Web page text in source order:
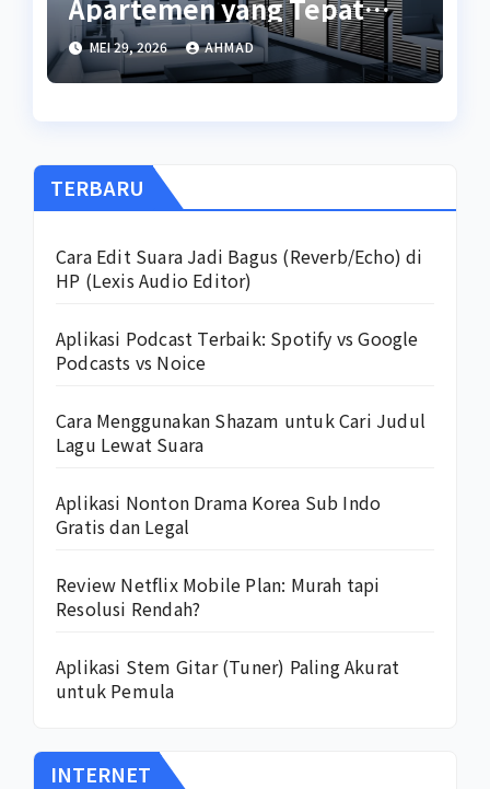
Apartemen yang Tepat
untuk Anda
MEI 29, 2026 AHMAD
TERBARU
Cara Edit Suara Jadi Bagus (Reverb/Echo) di
HP (Lexis Audio Editor)
Aplikasi Podcast Terbaik: Spotify vs Google
Podcasts vs Noice
Cara Menggunakan Shazam untuk Cari Judul
Lagu Lewat Suara
Aplikasi Nonton Drama Korea Sub Indo
Gratis dan Legal
Review Netflix Mobile Plan: Murah tapi
Resolusi Rendah?
Aplikasi Stem Gitar (Tuner) Paling Akurat
untuk Pemula
INTERNET